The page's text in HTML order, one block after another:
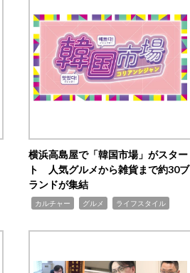
横浜高島屋で「韓国市場」がスター
ト 人気グルメから雑貨まで約30ブ
ランドが集結
カルチャー グルメ ライフスタイル